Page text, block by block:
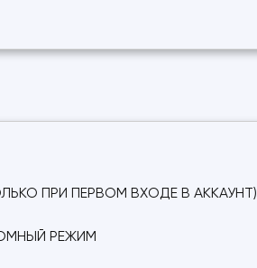
ПРИ ПЕРВОМ ВХОДЕ В АККАУНТ)
РЕЖИМ